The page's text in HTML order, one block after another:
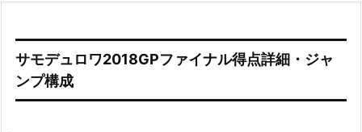
サモデュロワ2018GPファイナル得点詳細・ジャ
ンプ構成